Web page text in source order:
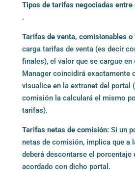
Tipos de tarifas negociadas entre
.
Tarifas de venta, comisionables o
carga tarifas de venta (es decir
finales), el valor que se cargue en
Manager coincidirá exactamente
visualice en la extranet del portal
comisión la calculará el mismo
tarifas).
Tarifas netas de comisión:Si un
netas de comisión, implica que a
deberá descontarse el porcentaje
acordado con dicho portal.